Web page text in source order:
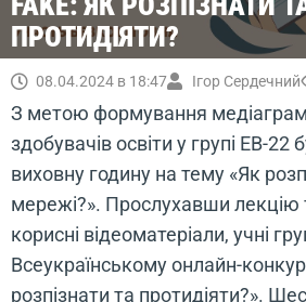
ПРОТИДІЯТИ?
08.04.2024 в 18:47 Ігор Сердечний
З метою формування
здобувачів освіти у групі ЕВ-22
виховну годину на тему «Як
мережі?». Прослухавши лекцію
корисні відеоматеріали, учні
Всеукраїнському онлайн-
розпізнати та протидіяти?».